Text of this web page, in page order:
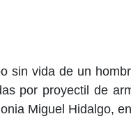
sin vida de un
por proyectil de
Miguel Hidalgo,